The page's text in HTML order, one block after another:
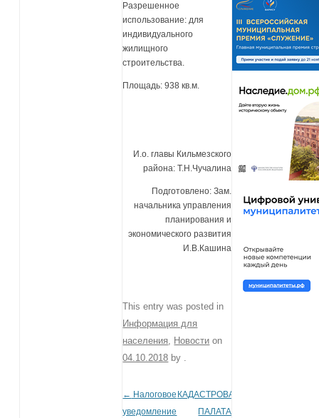
Разрешенное
использование: для
индивидуального
жилищного
строительства.
Площадь: 938 кв.м.
И.о. главы Кильмезского
района: Т.Н.Чучалина
Подготовлено: Зам.
начальника управления
планирования и
экономического развития
И.В.Кашина
This entry was posted in
Информация для
населения
Новости on
04.10.2018 by
Post navigation
← Налоговое
уведомление
КАДАСТРОВАЯ
ПАЛАТА